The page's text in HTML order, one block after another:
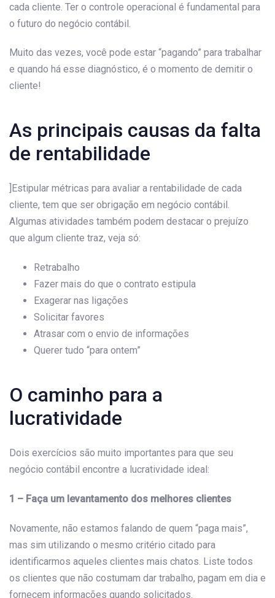
cada cliente. Ter o controle operacional é fundamental para
o futuro do negócio contábil.
Muito das vezes, você pode estar “pagando” para trabalhar
e quando há esse diagnóstico, é o momento de demitir o
cliente!
As principais causas da falta
de rentabilidade
]Estipular métricas para avaliar a rentabilidade de cada
cliente, tem que ser obrigação em negócio contábil.
Algumas atividades também podem destacar o prejuízo
que algum cliente traz, veja só:
Retrabalho
Fazer mais do que o contrato estipula
Exagerar nas ligações
Solicitar favores
Atrasar com o envio de informações
Querer tudo “para ontem”
O caminho para a
lucratividade
Dois exercícios são muito importantes para que seu
negócio contábil encontre a lucratividade ideal:
1 – Faça um levantamento dos melhores clientes
Novamente, não estamos falando de quem “paga mais”,
mas sim utilizando o mesmo critério citado para
identificarmos aqueles clientes mais chatos. Liste todos
os clientes que não costumam dar trabalho, pagam em dia e
fornecem informações quando solicitados.